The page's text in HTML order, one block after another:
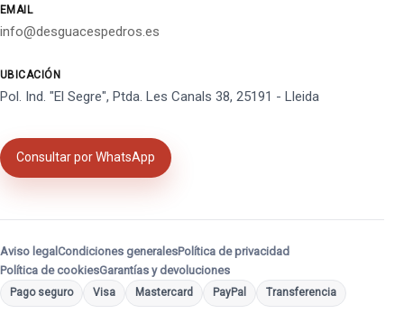
EMAIL
info@desguacespedros.es
UBICACIÓN
Pol. Ind. "El Segre", Ptda. Les Canals 38, 25191 - Lleida
Consultar por WhatsApp
Aviso legalCondiciones generalesPolítica de privacidad
Política de cookiesGarantías y devoluciones
Pago seguro Visa Mastercard PayPal Transferencia